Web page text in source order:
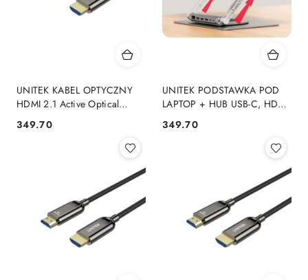
UNITEK KABEL OPTYCZNY
HDMI 2.1 Active Optical
Cable 8K / 4K 144Hz 30M
UNITEK
Cena:
349.70
UNITEK PODSTAWKA POD
LAPTOP + HUB USB-C, HDMI
1.4, 4K, PD 100W UNITEK
Cena:
349.70